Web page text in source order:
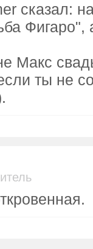
сказал:
Фигаро",
Макс
ты не